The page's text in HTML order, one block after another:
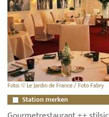
Foto: © Le Jardin de France / Foto Fabry
Station merken